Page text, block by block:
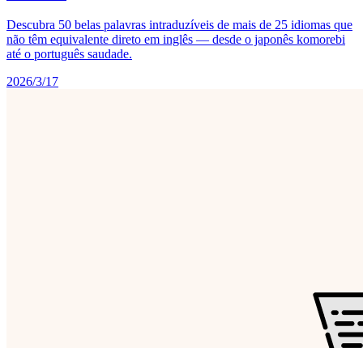
Descubra 50 belas palavras intraduzíveis de mais de 25 idiomas que
não têm equivalente direto em inglês — desde o japonês komorebi
até o português saudade.
2026/3/17